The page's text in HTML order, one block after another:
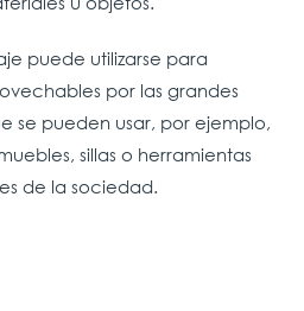
puede utilizarse para
por las grandes
se pueden usar, por ejemplo,
sillas o herramientas
de la sociedad.